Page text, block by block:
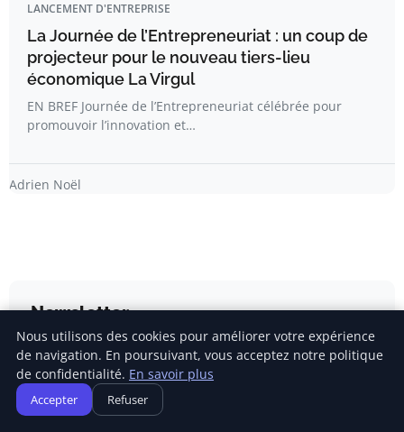
LANCEMENT D'ENTREPRISE
La Journée de l’Entrepreneuriat : un coup de
projecteur pour le nouveau tiers-lieu
économique La Virgul
EN BREF Journée de l’Entrepreneuriat célébrée pour
promouvoir l’innovation et…
Adrien Noël
Newsletter
Inscrivez-vous pour recevoir nos derniers articles
directement dans votre boîte mail.
Nous utilisons des cookies pour améliorer votre expérience
de navigation. En poursuivant, vous acceptez notre politique
de confidentialité. En savoir plus
Accepter Refuser